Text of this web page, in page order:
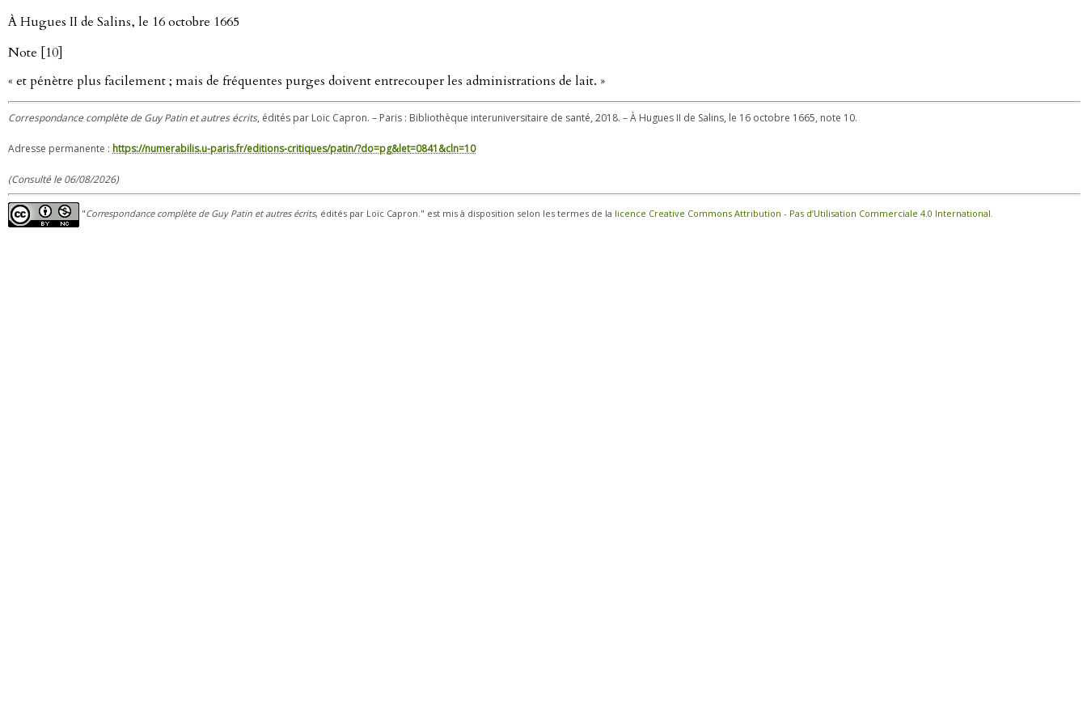
À Hugues II de Salins, le 16 octobre 1665
Note [10]
« et pénètre plus facilement ; mais de fréquentes purges doivent entrecouper les administrations de lait. »
Correspondance complète de Guy Patin et autres écrits, édités par Loïc Capron. – Paris : Bibliothèque interuniversitaire de santé, 2018. – À Hugues II de Salins, le 16 octobre 1665, note 10.
Adresse permanente : https://numerabilis.u-paris.fr/editions-critiques/patin/?do=pg&let=0841&cln=10
(Consulté le 06/08/2026)
"Correspondance complète de Guy Patin et autres écrits, édités par Loïc Capron." est mis à disposition selon les termes de la licence Creative Commons Attribution - Pas d’Utilisation Commerciale 4.0 International.